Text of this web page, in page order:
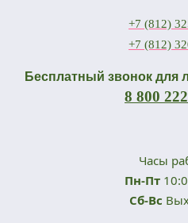
+7 (812)
+7 (812)
Бесплатный звонок для
8 800
Часы
Пн-Пт
Сб-Вс